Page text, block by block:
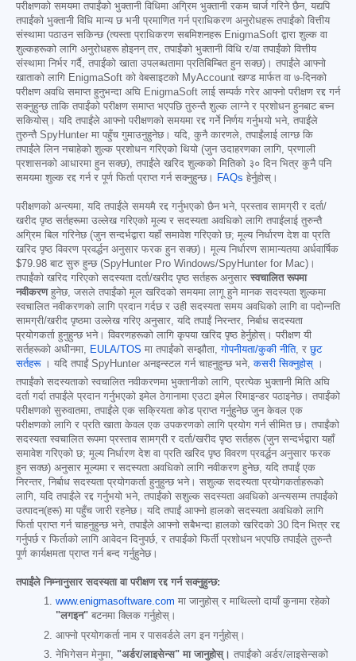
परीक्षणको समयमा तपाईंको भुक्तानी विधिमा अग्रिम भुक्तानी रकम चार्ज गरिने छैन, यद्यपि
तपाईंको भुक्तानी विधि मान्य छ भनी प्रमाणित गर्न प्राधिकरण अनुरोधहरू तपाईंको वित्तीय
संस्थामा पठाउन सकिन्छ (त्यस्ता प्राधिकरण सबमिशनहरू EnigmaSoft द्वारा शुल्क वा
शुल्कहरूको लागि अनुरोधहरू होइनन् तर, तपाईंको भुक्तानी विधि र/वा तपाईंको वित्तीय
संस्थामा निर्भर गर्दै, तपाईंको खाता उपलब्धतामा प्रतिबिम्बित हुन सक्छ)। तपाईंले आफ्नो
खाताको लागि EnigmaSoft को वेबसाइटको MyAccount खण्ड मार्फत वा ७-दिनको
परीक्षण अवधि समाप्त हुनुभन्दा अघि EnigmaSoft लाई सम्पर्क गरेर आफ्नो परीक्षण रद्द गर्न
सक्नुहुन्छ ताकि तपाईंको परीक्षण समाप्त भएपछि तुरुन्तै शुल्क लाग्ने र प्रशोधन हुनबाट बच्न
सकियोस्। यदि तपाईंले आफ्नो परीक्षणको समयमा रद्द गर्ने निर्णय गर्नुभयो भने, तपाईंले
तुरुन्तै SpyHunter मा पहुँच गुमाउनुहुनेछ। यदि, कुनै कारणले, तपाईंलाई लाग्छ कि
तपाईंले लिन नचाहेको शुल्क प्रशोधन गरिएको थियो (जुन उदाहरणका लागि, प्रणाली
प्रशासनको आधारमा हुन सक्छ), तपाईंले खरिद शुल्कको मितिको ३० दिन भित्र कुनै पनि
समयमा शुल्क रद्द गर्न र पूर्ण फिर्ता प्राप्त गर्न सक्नुहुन्छ।
FAQs हेर्नुहोस्।
परीक्षणको अन्त्यमा, यदि तपाईंले समयमै रद्द गर्नुभएको छैन भने, प्रस्ताव सामग्री र दर्ता/
खरीद पृष्ठ सर्तहरूमा उल्लेख गरिएको मूल्य र सदस्यता अवधिको लागि तपाईंलाई तुरुन्तै
अग्रिम बिल गरिनेछ (जुन सन्दर्भद्वारा यहाँ समावेश गरिएको छ; मूल्य निर्धारण देश वा प्रति
खरिद पृष्ठ विवरण प्रवर्द्धन अनुसार फरक हुन सक्छ)। मूल्य निर्धारण सामान्यतया अर्धवार्षिक
$79.98 बाट सुरु हुन्छ (SpyHunter Pro Windows/SpyHunter for Mac)।
तपाईंको खरिद गरिएको सदस्यता दर्ता/खरीद पृष्ठ सर्तहरू अनुसार स्वचालित रूपमा
नवीकरणहुनेछ, जसले तपाईंको मूल खरिदको समयमा लागू हुने मानक सदस्यता शुल्कमा
स्वचालित नवीकरणको लागि प्रदान गर्दछ र उही सदस्यता समय अवधिको लागि वा पदोन्नति
सामग्री/खरीद पृष्ठमा उल्लेख गरिए अनुसार, यदि तपाईं निरन्तर, निर्बाध सदस्यता
प्रयोगकर्ता हुनुहुन्छ भने। विवरणहरूको लागि कृपया खरिद पृष्ठ हेर्नुहोस्। परीक्षण यी
सर्तहरूको अधीनमा, EULA/TOS मा तपाईंको सम्झौता,गोपनीयता/कुकी नीति, रछुट
सर्तहरू। यदि तपाईं SpyHunter अनइन्स्टल गर्न चाहनुहुन्छ भने,कसरी सिक्नुहोस् ।
तपाईंको सदस्यताको स्वचालित नवीकरणमा भुक्तानीको लागि, प्रत्येक भुक्तानी मिति अघि
दर्ता गर्दा तपाईंले प्रदान गर्नुभएको इमेल ठेगानामा एउटा इमेल रिमाइन्डर पठाइनेछ। तपाईंको
परीक्षणको सुरुवातमा, तपाईंले एक सक्रियता कोड प्राप्त गर्नुहुनेछ जुन केवल एक
परीक्षणको लागि र प्रति खाता केवल एक उपकरणको लागि प्रयोग गर्न सीमित छ। तपाईंको
सदस्यता स्वचालित रूपमा प्रस्ताव सामग्री र दर्ता/खरीद पृष्ठ सर्तहरू (जुन सन्दर्भद्वारा यहाँ
समावेश गरिएको छ; मूल्य निर्धारण देश वा प्रति खरिद पृष्ठ विवरण प्रवर्द्धन अनुसार फरक
हुन सक्छ) अनुसार मूल्यमा र सदस्यता अवधिको लागि नवीकरण हुनेछ, यदि तपाईं एक
निरन्तर, निर्बाध सदस्यता प्रयोगकर्ता हुनुहुन्छ भने। सशुल्क सदस्यता प्रयोगकर्ताहरूको
लागि, यदि तपाईंले रद्द गर्नुभयो भने, तपाईंको सशुल्क सदस्यता अवधिको अन्त्यसम्म तपाईंको
उत्पादन(हरू) मा पहुँच जारी रहनेछ। यदि तपाईं आफ्नो हालको सदस्यता अवधिको लागि
फिर्ता प्राप्त गर्न चाहनुहुन्छ भने, तपाईंले आफ्नो सबैभन्दा हालको खरिदको 30 दिन भित्र रद्द
गर्नुपर्छ र फिर्ताको लागि आवेदन दिनुपर्छ, र तपाईंको फिर्ती प्रशोधन भएपछि तपाईंले तुरुन्तै
पूर्ण कार्यक्षमता प्राप्त गर्न बन्द गर्नुहुनेछ।
तपाईंले निम्नानुसार सदस्यता वा परीक्षण रद्द गर्न सक्नुहुन्छ:
www.enigmasoftware.com मा जानुहोस् र माथिल्लो दायाँ कुनामा रहेको
"लगइन" बटनमा क्लिक गर्नुहोस्।
आफ्नो प्रयोगकर्ता नाम र पासवर्डले लग इन गर्नुहोस्।
नेभिगेसन मेनुमा, "अर्डर/लाइसेन्स" मा जानुहोस्। तपाईंको अर्डर/लाइसेन्सको